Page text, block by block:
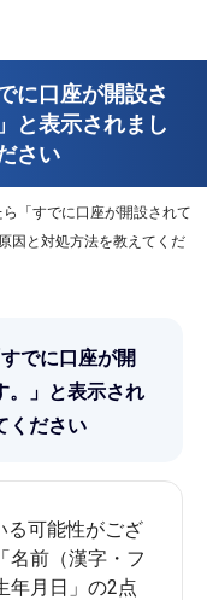
に口座が開設さ
と表示されまし
さい
「すでに口座が開設されて
因と対処方法を教えてくだ
でに口座が開
。」と表示され
ください
る可能性がござ
名前（漢字・フ
年月日」の2点